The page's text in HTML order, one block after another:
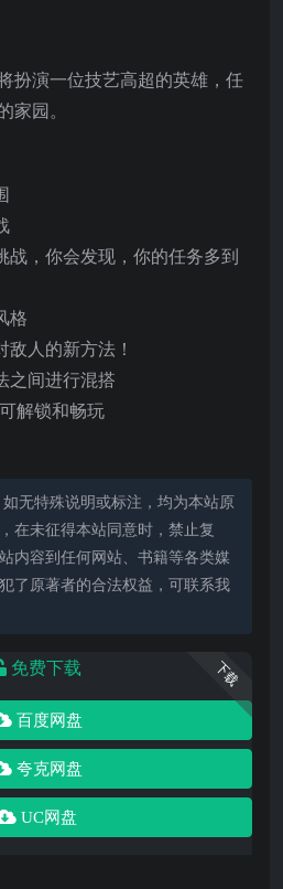
扮演一位技艺高超的英雄，任
园。
战，你会发现，你的任务多到
格
人的新方法！
之间进行混搭
解锁和畅玩
无特殊说明或标注，均为本站原
在未征得本站同意时，禁止复
内容到任何网站、书籍等各类媒
了原著者的合法权益，可联系我
下载
免费下载
百度网盘
夸克网盘
UC网盘